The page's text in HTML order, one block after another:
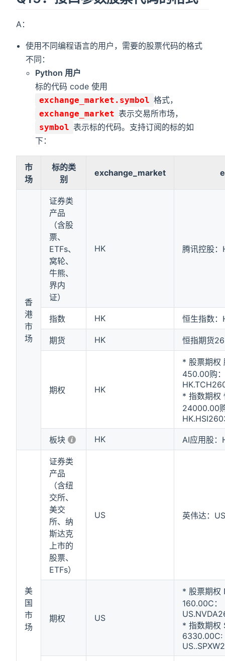
A：
使用不同编程语言的用户，需要的股票代码的格式
不同：
Python 用户
标的代码 code 使用
exchange_market.symbol 格式，
exchange_market 表示交易所市场，
symbol 表示标的代码。支持订阅的标的如
下：
市
场
标的类
别
exchange_market
香
港
市
场
证券类
产品
（含股
票、
ETFs、
窝轮、
牛熊、
界内
证）
HK 腾讯控股
指数 HK 恒生指数
期货 HK 恒指期货
期权 HK
* 股票期权
450.00购：
* 指数期权
24000.00
板块 HK AI应用股
美
国
市
场
证券类
产品
（含纽
交所、
美交
所、纳
斯达克
上市的
股票、
ETFs）
US 英伟达：
期权 US
* 股票期权
160.00C：
* 指数期权
6330.00C: